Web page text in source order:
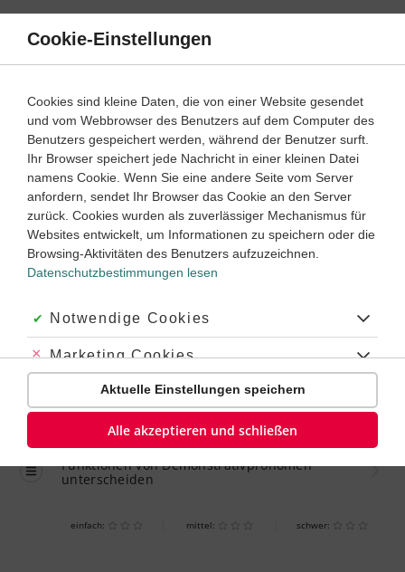
Direkt
Inhalt
Latein 3. Lernjahr
Demonstrativpronomen is, hic, ille, ipse, idem
Dauer: 15 Minuten
Empfohlen von
Tutorin Ulrike
VIDEOS, AUFGABEN UND ÜBUNGEN ZUGEHÖRIGE KLASSENARBEITEN
Dauer:
Demonstrativpronomen unterscheidest
einfach
Funktionen von Demonstrativpronomen
unterscheiden
einfach: mittel: schwer:
Cookie-Einstellungen
Cookies sind kleine Daten, die von einer Website gesendet
und vom Webbrowser des Benutzers auf dem Computer des
Benutzers gespeichert werden, während der Benutzer surft.
Ihr Browser speichert jede Nachricht in einer kleinen Datei
namens Cookie. Wenn Sie eine andere Seite vom Server
anfordern, sendet Ihr Browser das Cookie an den Server
zurück. Cookies wurden als zuverlässiger Mechanismus für
Websites entwickelt, um Informationen zu speichern oder die
Browsing-Aktivitäten des Benutzers aufzuzeichnen.
Datenschutzbestimmungen lesen
Akzeptiert:
Notwendige Cookies
Abgelehnt:
Marketing Cookies
Abgelehnt:
Personalisierungs-Cookies
Aktuelle Einstellungen speichern
Alle akzeptieren und schließen